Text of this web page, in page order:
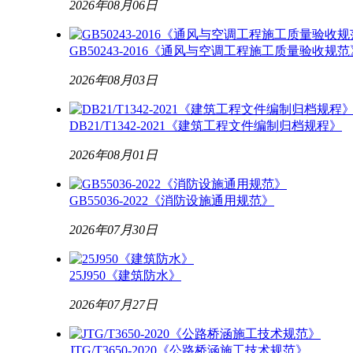
2026年08月06日
GB50243-2016《通风与空调工程施工质量验收规范
2026年08月03日
DB21/T1342-2021《建筑工程文件编制归档规程》
2026年08月01日
GB55036-2022《消防设施通用规范》
2026年07月30日
25J950《建筑防水》
2026年07月27日
JTG/T3650-2020《公路桥涵施工技术规范》